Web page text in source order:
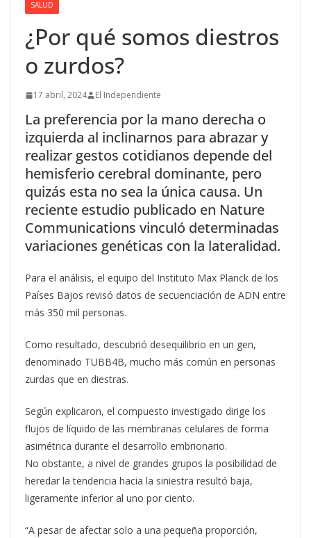
SALUD
¿Por qué somos diestros
o zurdos?
17 abril, 2024 El Independiente
La preferencia por la mano derecha o
izquierda al inclinarnos para abrazar y
realizar gestos cotidianos depende del
hemisferio cerebral dominante, pero
quizás esta no sea la única causa. Un
reciente estudio publicado en Nature
Communications vinculó determinadas
variaciones genéticas con la lateralidad.
Para el análisis, el equipo del Instituto Max Planck de los
Países Bajos revisó datos de secuenciación de ADN entre
más 350 mil personas.
Como resultado, descubrió desequilibrio en un gen,
denominado TUBB4B, mucho más común en personas
zurdas que en diestras.
Según explicaron, el compuesto investigado dirige los
flujos de líquido de las membranas celulares de forma
asimétrica durante el desarrollo embrionario.
No obstante, a nivel de grandes grupos la posibilidad de
heredar la tendencia hacia la siniestra resultó baja,
ligeramente inferior al uno por ciento.
“A pesar de afectar solo a una pequeña proporción,